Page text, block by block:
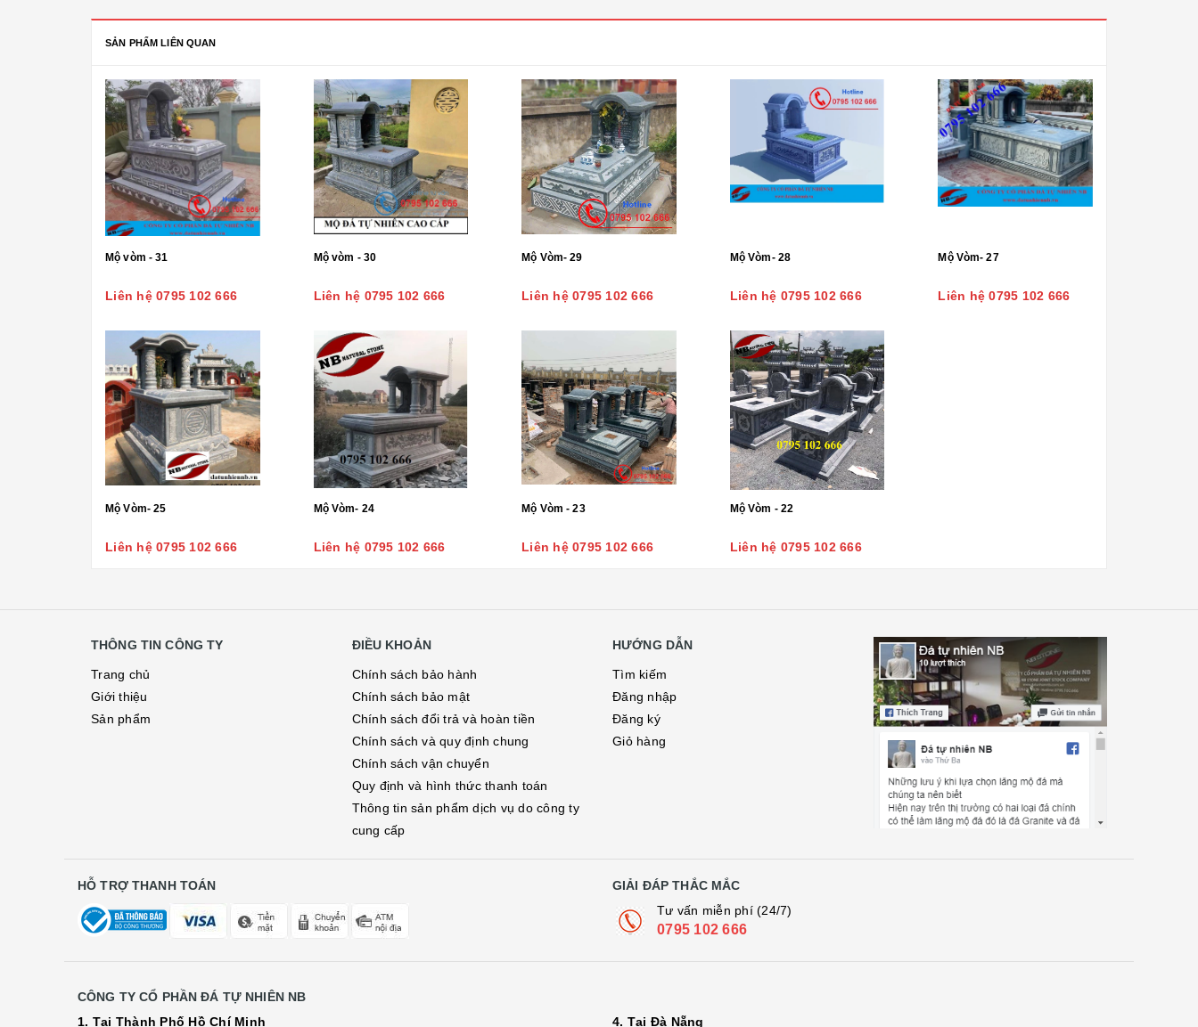
SẢN PHẨM LIÊN QUAN
Mộ vòm - 31
Liên hệ 0795 102 666
Mộ vòm - 30
Liên hệ 0795 102 666
Mộ Vòm- 29
Liên hệ 0795 102 666
Mộ Vòm- 28
Liên hệ 0795 102 666
Mộ Vòm- 27
Liên hệ 0795 102 666
Mộ Vòm- 25
Liên hệ 0795 102 666
Mộ Vòm- 24
Liên hệ 0795 102 666
Mộ Vòm - 23
Liên hệ 0795 102 666
Mộ Vòm - 22
Liên hệ 0795 102 666
THÔNG TIN CÔNG TY
Trang chủ
Giới thiệu
Sản phẩm
ĐIỀU KHOẢN
Chính sách bảo hành
Chính sách bảo mật
Chính sách đổi trả và hoàn tiền
Chính sách và quy định chung
Chính sách vận chuyển
Quy định và hình thức thanh toán
Thông tin sản phẩm dịch vụ do công ty
cung cấp
HƯỚNG DẪN
Tìm kiếm
Đăng nhập
Đăng ký
Giỏ hàng
HỖ TRỢ THANH TOÁN
GIẢI ĐÁP THẮC MẮC
Tư vấn miễn phí (24/7)
0795 102 666
CÔNG TY CỔ PHẦN ĐÁ TỰ NHIÊN NB
1. Tại Thành Phố Hồ Chí Minh
4. Tại Đà Nẵng